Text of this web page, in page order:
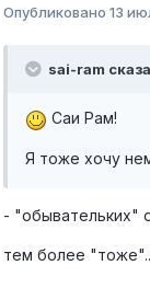
Опубликовано 13
sai-ram
Саи Рам!
Я тоже хочу
- "обывательких"
тем более